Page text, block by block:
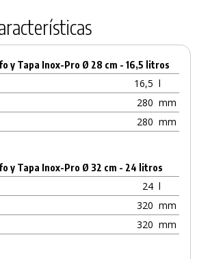
y Tapa Inox-Pro Ø 28 cm - 16,5 litros
16,5 l
280 mm
280 mm
y Tapa Inox-Pro Ø 32 cm - 24 litros
24 l
320 mm
320 mm